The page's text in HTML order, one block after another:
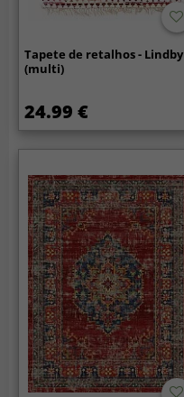
Tapete de retalhos - Lindby
(multi)
24.99 €